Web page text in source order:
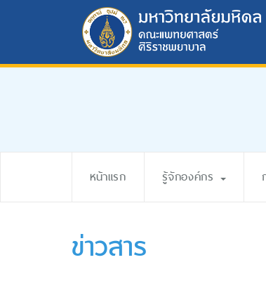
หน้าแรก รู้จักองค์กร
ข่าวสาร